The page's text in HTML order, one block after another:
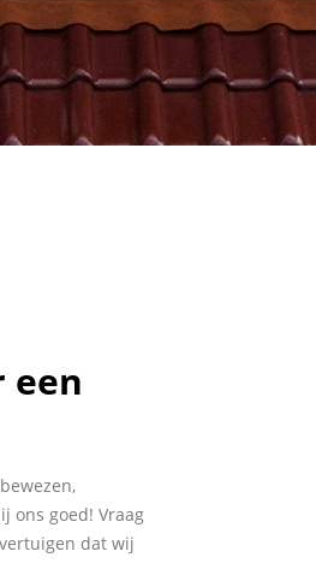
een
ons goed! Vraag
dat wij